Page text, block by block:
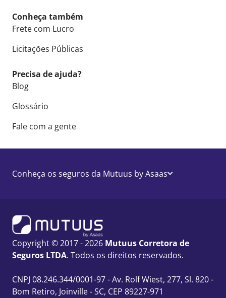
Conheça também
Frete com Lucro
Licitações Públicas
Precisa de ajuda?
Blog
Glossário
Fale com a gente
Conheça os seguros da Mutuus by Asaas
Copyright © 2017 - 2026 Mutuus Corretora de
Seguros LTDA. Todos os direitos reservados.
CNPJ 08.246.344/0001-97 - Av. Rolf Wiest, 277, Sl. 820 -
Bom Retiro, Joinville - SC, CEP 89227-971